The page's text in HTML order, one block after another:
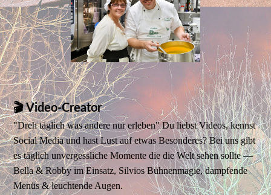
🎬 Video-Creator
"Dreh täglich was andere nur erleben" Du liebst Videos, kennst
Social Media und hast Lust auf etwas Besonderes? Bei uns gibt
es täglich unvergessliche Momente die die Welt sehen sollte —
Bella & Robby im Einsatz, Silvios Bühnenmagie, dampfende
Menüs & leuchtende Augen.